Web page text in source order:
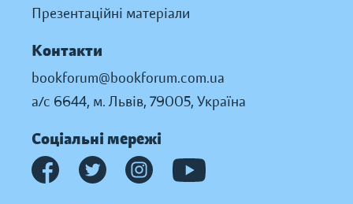
Презентаційні матеріали
Контакти
bookforum@bookforum.com.ua
а/с 6644, м. Львів, 79005, Україна
Соціальні мережі